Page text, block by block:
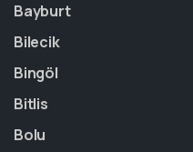
Bayburt
Bilecik
Bingöl
Bitlis
Bolu